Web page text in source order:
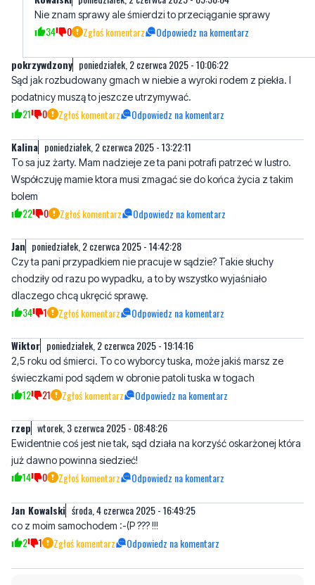
pokrzywdzony poniedziałek, 2 czerwca 2025 - 10:06:22
Sąd jak rozbudowany gmach w niebie a wyroki rodem z piekła. I
21 0 Zgłoś komentarz Odpowiedz na komentarz
Kalina poniedziałek, 2 czerwca 2025 - 13:22:11
To sa juz żarty. Mam nadzieje ze ta pani potrafi patrzeć w lustro.
bolem
22 0 Zgłoś komentarz Odpowiedz na komentarz
Jan poniedziałek, 2 czerwca 2025 - 14:42:28
Czy ta pani przypadkiem nie pracuje w sądzie? Takie słuchy
dlaczego chcą ukręcić sprawę.
34 1 Zgłoś komentarz Odpowiedz na komentarz
Wiktor poniedziałek, 2 czerwca 2025 - 19:14:16
2,5 roku od śmierci. To co wyborcy tuska, może jakiś marsz ze
12 21 Zgłoś komentarz Odpowiedz na komentarz
rzep wtorek, 3 czerwca 2025 - 08:48:26
Ewidentnie coś jest nie tak, sąd działa na korzyść oskarżonej która
14 0 Zgłoś komentarz Odpowiedz na komentarz
Jan Kowalski środa, 4 czerwca 2025 - 16:49:25
co z moim samochodem :-(P ??? !!!
Napisz swój komentarz